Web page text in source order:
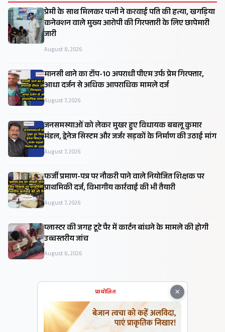
प्रेमी के साथ मिलकर पत्नी ने करवाई पति की हत्या, खगड़िया
कनेक्शन वाले मुख्य आरोपी की गिरफ्तारी के लिए छापेमारी
जारी
August 8, 2026
मानसी थाने का टॉप-10 अपराधी पीएम उर्फ प्रेम गिरफ्तार,
आधा दर्जन से अधिक आपराधिक मामले दर्ज
August 7, 2026
जनसमस्याओं को लेकर मुखर हुए विधायक बबलू कुमार
मंडल, ड्रेनेज सिस्टम और जर्जर सड़कों के निर्माण की उठाई मांग
August 7, 2026
फर्जी प्रमाण-पत्र पर नौकरी पाने वाले नियोजित शिक्षक पर
प्राथमिकी दर्ज, विभागीय कार्रवाई की भी तैयारी
August 7, 2026
प्लास्टर की जगह टूटे पैर में कार्टन बांधने के मामले की होगी
उच्चस्तरीय जांच
August 6, 2026
×
प्रायोजित